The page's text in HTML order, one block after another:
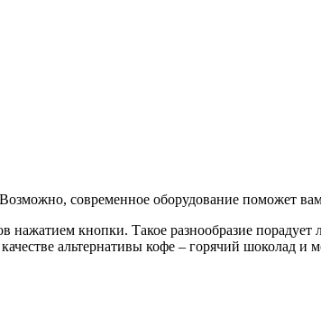
современное оборудование поможет
нажатием кнопки. Такое разнообразие порадует
альтернативы кофе – горячий шоколад и